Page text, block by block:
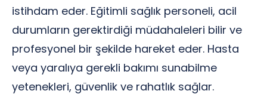
istihdam eder. Eğitimli sağlık personeli, acil
durumların gerektirdiği müdahaleleri bilir ve
profesyonel bir şekilde hareket eder. Hasta
veya yaralıya gerekli bakımı sunabilme
yetenekleri, güvenlik ve rahatlık sağlar.